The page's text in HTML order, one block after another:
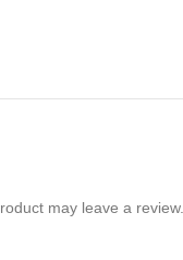
may leave a review.